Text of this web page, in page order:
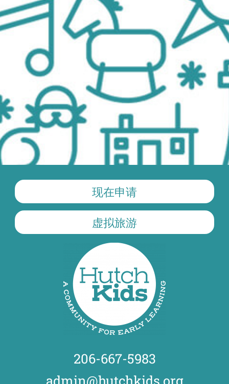
现在申请
虚拟旅游
206-667-5983
admin@hutchkids.org